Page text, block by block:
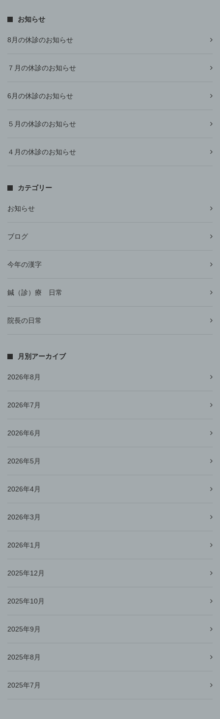
お知らせ
8月の休診のお知らせ
７月の休診のお知らせ
6月の休診のお知らせ
５月の休診のお知らせ
４月の休診のお知らせ
カテゴリー
お知らせ
ブログ
今年の漢字
鍼（診）療 日常
院長の日常
月別アーカイブ
2026年8月
2026年7月
2026年6月
2026年5月
2026年4月
2026年3月
2026年1月
2025年12月
2025年10月
2025年9月
2025年8月
2025年7月